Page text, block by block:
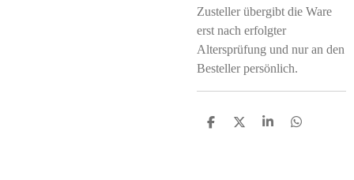
Zusteller übergibt die Ware
erst nach erfolgter
Altersprüfung und nur an den
Besteller persönlich.
T
T
T
T